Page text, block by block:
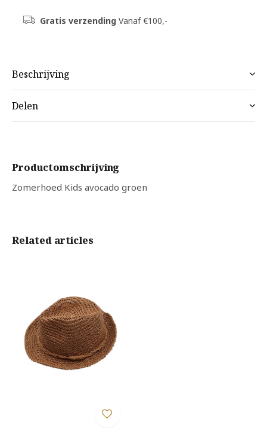
Gratis verzendingVanaf €100,-
Beschrijving
Delen
Productomschrijving
Zomerhoed Kids avocado groen
Related articles